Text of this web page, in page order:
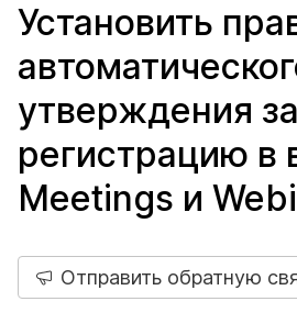
Установить
утверждения
регистрацию в
Meetings и
Отправить обратную